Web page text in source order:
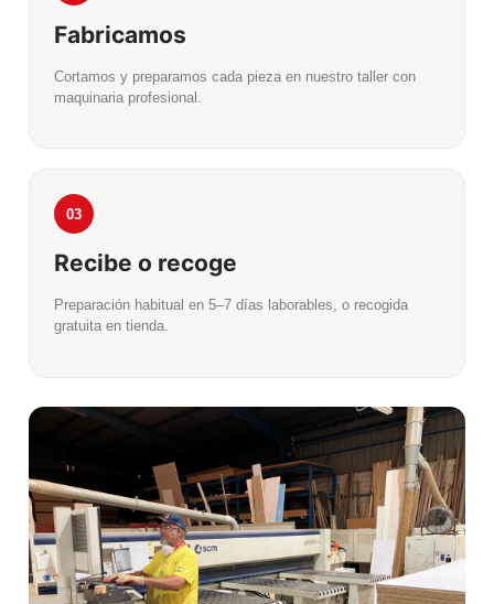
Fabricamos
Cortamos y preparamos cada pieza en nuestro taller con
maquinaria profesional.
03
Recibe o recoge
Preparación habitual en 5–7 días laborables, o recogida
gratuita en tienda.